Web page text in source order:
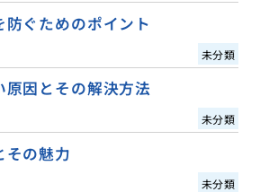
ぐためのポイント
未分類
原因とその解決方法
未分類
その魅力
未分類